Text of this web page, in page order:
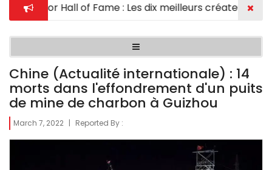
Hall of Fame : Les dix meilleurs créateurs
Chine (Actualité internationale) : 14
morts dans l'effondrement d'un puits
de mine de charbon à Guizhou
March 7, 2022 | Reported By :